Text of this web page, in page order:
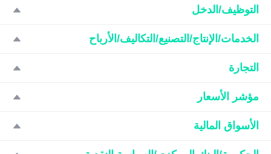
التوظيف/الدخل
الخدمات/الإنتاج/التصنيع/التكاليف/الأرباح
التجارة
مؤشر الأسعار
الأسواق المالية